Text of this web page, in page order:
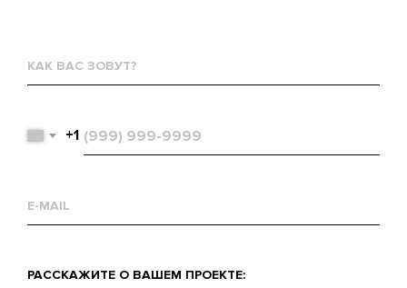
вас
Телефон
+1
Что
РАССКАЖИТЕ О ВАШЕМ ПРОЕКТЕ: